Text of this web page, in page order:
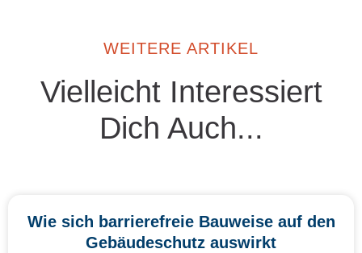
WEITERE ARTIKEL
Vielleicht Interessiert
Dich Auch...
Wie sich barrierefreie Bauweise auf den
Gebäudeschutz auswirkt